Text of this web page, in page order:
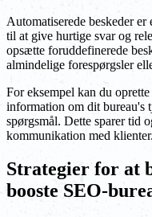
Automatiserede beskeder
til at give hurtige svar og
opsætte foruddefinerede
almindelige forespørgsler
For eksempel kan du
information om dit bureau's
spørgsmål. Dette sparer tid
kommunikation med klienter.
Strategier for at
booste SEO-